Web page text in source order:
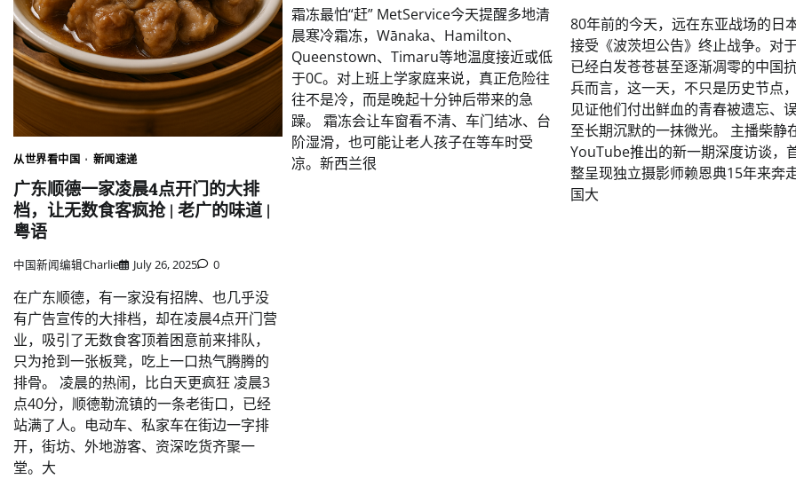
从世界看中国 新闻速递
广东顺德一家凌晨4点开门的大排
档，让无数食客疯抢 | 老广的味道 |
粤语
中国新闻编辑Charlie July 26, 2025 0
在广东顺德，有一家没有招牌、也几乎没
有广告宣传的大排档，却在凌晨4点开门营
业，吸引了无数食客顶着困意前来排队，
只为抢到一张板凳，吃上一口热气腾腾的
排骨。 凌晨的热闹，比白天更疯狂 凌晨3
点40分，顺德勒流镇的一条老街口，已经
站满了人。电动车、私家车在街边一字排
开，街坊、外地游客、资深吃货齐聚一
堂。大
霜冻最怕“赶” MetService今天提醒多地清
晨寒冷霜冻，Wānaka、Hamilton、
Queenstown、Timaru等地温度接近或低
于0C。对上班上学家庭来说，真正危险往
往不是冷，而是晚起十分钟后带来的急
躁。 霜冻会让车窗看不清、车门结冰、台
阶湿滑，也可能让老人孩子在等车时受
凉。新西兰很
80年前的今天，远在东亚战场的日
接受《波茨坦公告》终止战争。对
已经白发苍苍甚至逐渐凋零的中国
兵而言，这一天，不只是历史节点
见证他们付出鲜血的青春被遗忘、
至长期沉默的一抹微光。 主播柴静
YouTube推出的新一期深度访谈，
整呈现独立摄影师赖恩典15年来奔
国大